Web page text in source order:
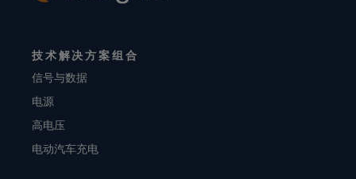
技术解决方案组合
信号与数据
电源
高电压
电动汽车充电